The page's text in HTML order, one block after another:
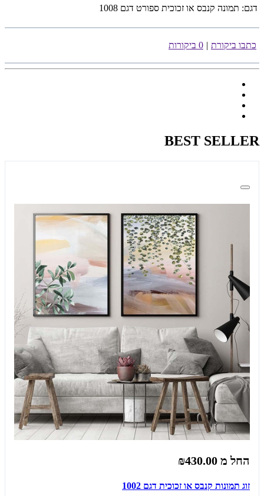
דגם: תמונה קנבס או זכוכית ספורט דגם 1008
כתבו ביקורת | 0 ביקורות
BEST SELLER
החל מ ₪430.00
זוג תמונות קנבס או זכוכית דגם 1002